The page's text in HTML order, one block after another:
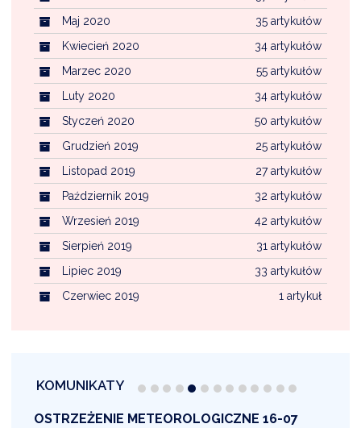
35 artykułów
Maj 2020
34 artykułów
Kwiecień 2020
55 artykułów
Marzec 2020
34 artykułów
Luty 2020
50 artykułów
Styczeń 2020
25 artykułów
Grudzień 2019
27 artykułów
Listopad 2019
32 artykułów
Październik 2019
42 artykułów
Wrzesień 2019
31 artykułów
Sierpień 2019
33 artykułów
Lipiec 2019
1 artykuł
Czerwiec 2019
KOMUNIKATY
OSTRZEŻENIE METEOROLOGICZNE 16-07